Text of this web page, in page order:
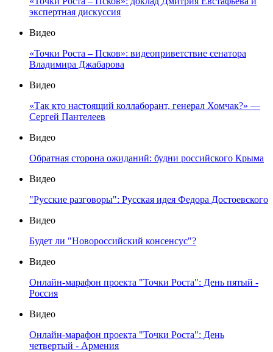
экспертная дискуссия
Видео
«Точки Роста – Псков»: видеоприветствие сенатора
Владимира Джабарова
Видео
«Так кто настоящий коллаборант, генерал Хомчак?» —
Сергей Пантелеев
Видео
Обратная сторона ожиданий: будни российского Крыма
Видео
"Русские разговоры": Русская идея Федора Достоевского
Видео
Будет ли "Новороссийский консенсус"?
Видео
Онлайн-марафон проекта "Точки Роста": День пятый -
Россия
Видео
Онлайн-марафон проекта "Точки Роста": День
четвертый - Армения